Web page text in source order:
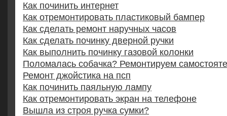
Как починить интернет
Как отремонтировать пластиковый бампер
Как сделать ремонт наручных часов
Как сделать починку дверной ручки
Как выполнить починку газовой колонки
Поломалась собачка? Ремонтируем
Ремонт джойстика на псп
Как починить паяльную лампу
Как отремонтировать экран на телефоне
Вышла из строя ручка сумки?